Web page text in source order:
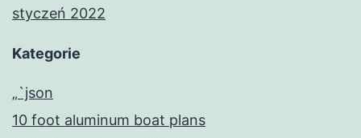
styczeń 2022
Kategorie
„`json
10 foot aluminum boat plans